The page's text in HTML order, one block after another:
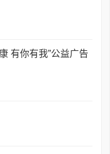
有你有我”公益广告